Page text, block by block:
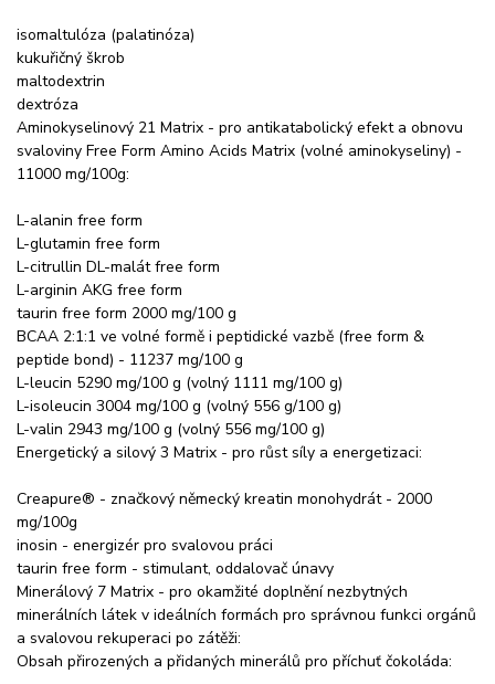
isomaltulóza (palatinóza)
kukuřičný škrob
maltodextrin
dextróza
Aminokyselinový 21 Matrix - pro antikatabolický efekt a obnovu
svaloviny Free Form Amino Acids Matrix (volné aminokyseliny) -
11000 mg/100g:
L-alanin free form
L-glutamin free form
L-citrullin DL-malát free form
L-arginin AKG free form
taurin free form 2000 mg/100 g
BCAA 2:1:1 ve volné formě i peptidické vazbě (free form &
peptide bond) - 11237 mg/100 g
L-leucin 5290 mg/100 g (volný 1111 mg/100 g)
L-isoleucin 3004 mg/100 g (volný 556 g/100 g)
L-valin 2943 mg/100 g (volný 556 mg/100 g)
Energetický a silový 3 Matrix - pro růst síly a energetizaci:
Creapure® - značkový německý kreatin monohydrát - 2000
mg/100g
inosin - energizér pro svalovou práci
taurin free form - stimulant, oddalovač únavy
Minerálový 7 Matrix - pro okamžité doplnění nezbytných
minerálních látek v ideálních formách pro správnou funkci orgánů
a svalovou rekuperaci po zátěži:
Obsah přirozených a přidaných minerálů pro příchuť čokoláda: